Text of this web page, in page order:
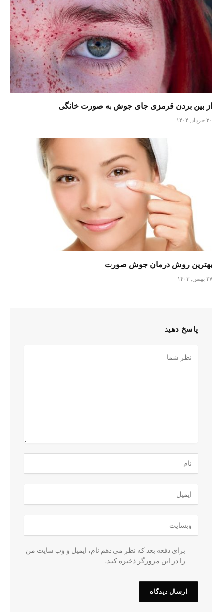
از بین بردن قرمزی جای جوش به صورت خانگی
۲۰ خرداد, ۱۴۰۴
بهترین روش درمان جوش صورت
۲۷ بهمن, ۱۴۰۳
پاسخ دهید
برای دفعه بعد که نظر می دهم نام، ایمیل و وب سایت من
را در این مرورگر ذخیره کنید.